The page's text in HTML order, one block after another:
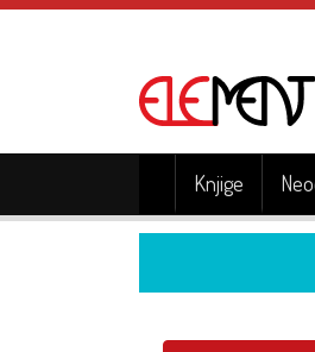
Knjige